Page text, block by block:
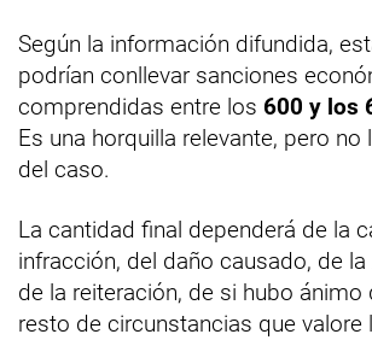
Según la información difundida,
podrían conllevar sanciones
comprendidas entre los 600 y los
Es una horquilla relevante, pero no
del caso.
La cantidad final dependerá de la
infracción, del daño causado, de
de la reiteración, de si hubo ánimo
resto de circunstancias que valore